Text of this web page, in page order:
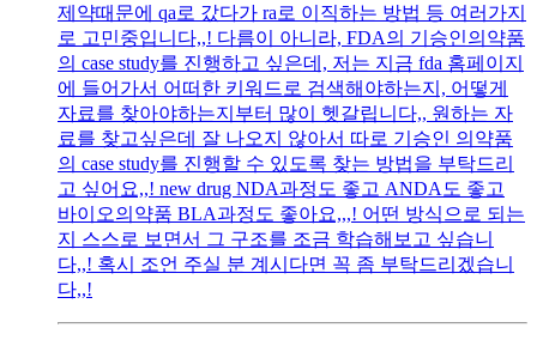
제약때문에 qa로 갔다가 ra로 이직하는 방법 등 여러가지
로 고민중입니다,,! 다름이 아니라, FDA의 기승인의약품
의 case study를 진행하고 싶은데, 저는 지금 fda 홈페이지
에 들어가서 어떠한 키워드로 검색해야하는지, 어떻게
자료를 찾아야하는지부터 많이 헷갈립니다,, 원하는 자
료를 찾고싶은데 잘 나오지 않아서 따로 기승인 의약품
의 case study를 진행할 수 있도록 찾는 방법을 부탁드리
고 싶어요,,! new drug NDA과정도 좋고 ANDA도 좋고
바이오의약품 BLA과정도 좋아요,,,! 어떤 방식으로 되는
지 스스로 보면서 그 구조를 조금 학습해보고 싶습니
다,,! 혹시 조언 주실 분 계시다면 꼭 좀 부탁드리겠습니
다,,!